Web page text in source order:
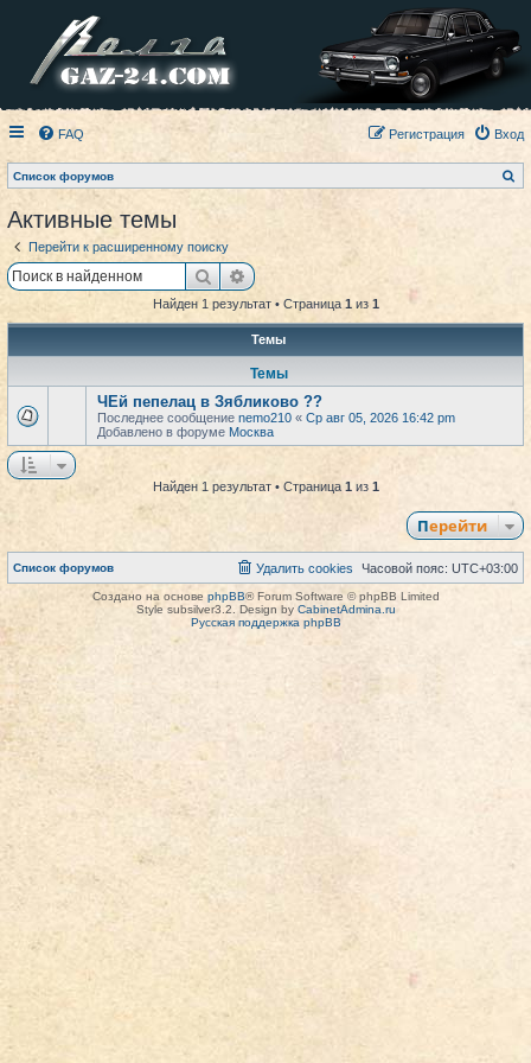
FAQ Вход
Регистрация
Список форумов
о
Активные темы
Перейти к расширенному поиску
ПоискРасширенный поиск
Найден 1 результат • Страница 1из 1
Темы
Темы
ЧЕй пепелац в Зябликово ??
Последнее сообщение nemo210 « Ср авг 05, 2026 16:42 pm
Добавлено в форуме Москва
Найден 1 результат • Страница 1из 1
Перейти
Список форумов Часовой пояс: UTC+03:00
Удалить cookies
Создано на основе phpBB® Forum Software © phpBB Limited
Style subsilver3.2. Design by CabinetAdmina.ru
Русская поддержка phpBB